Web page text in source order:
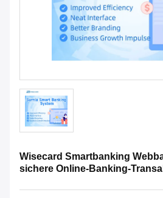
Wisecard Smartbanking
sichere Online-Banking-